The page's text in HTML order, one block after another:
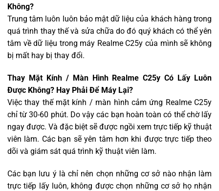
Không?
Trung tâm luôn luôn bảo mật dữ liệu của khách hàng trong
quá trình thay thế và sửa chữa do đó quý khách có thể yên
tâm về dữ liệu trong máy Realme C25y của mình sẽ không
bị mất hay bị thay đổi.
Thay Mặt Kính / Màn Hình Realme C25y Có Lấy Luôn
Được Không? Hay Phải Để Máy Lại?
Việc thay thế mặt kính / màn hình cảm ứng Realme C25y
chỉ từ 30-60 phút. Do vậy các bạn hoàn toàn có thể chờ lấy
ngay được. Và đặc biệt sẽ được ngồi xem trực tiếp kỹ thuật
viên làm. Các bạn sẽ yên tâm hơn khi được trực tiếp theo
dõi và giám sát quá trình kỹ thuật viên làm.
Các bạn lưu ý là chỉ nên chọn những cơ sở nào nhận làm
trực tiếp lấy luôn, không được chọn những cơ sở họ nhận